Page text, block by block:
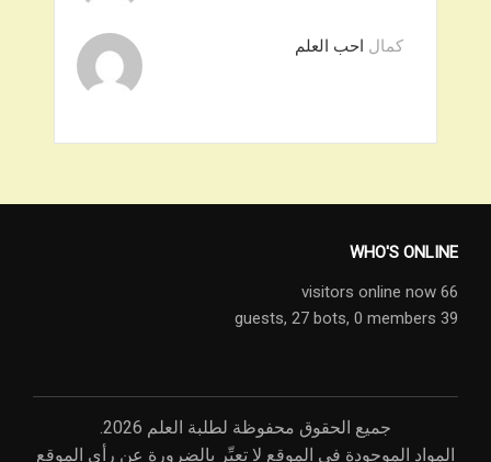
كمال احب العلم
WHO'S ONLINE
66 visitors online now
39 guests,
27 bots, 0 members
جميع الحقوق محفوظة لطلبة العلم 2026.
المواد الموجودة في الموقع لا تعبِّر بالضرورة عن رأي الموقع